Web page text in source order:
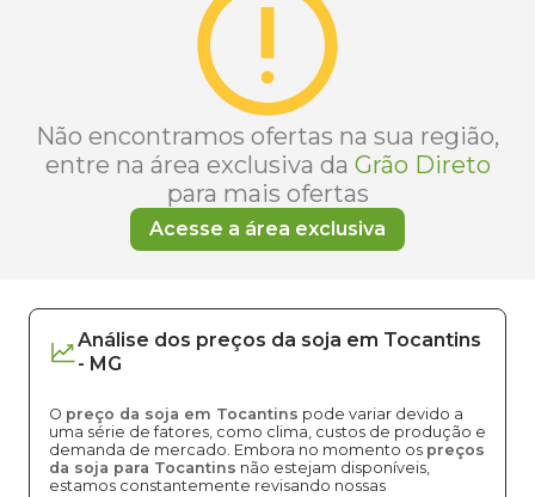
Não encontramos ofertas na sua região,
entre na área exclusiva da Grão Direto
para mais ofertas
Acesse a área exclusiva
Análise dos preços da soja em Tocantins
- MG
O preço da soja em Tocantins pode variar devido a
uma série de fatores, como clima, custos de produção e
demanda de mercado. Embora no momento os preços
da soja para Tocantins não estejam disponíveis,
estamos constantemente revisando nossas